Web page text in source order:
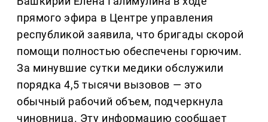
прямого эфира в Центре управления
республикой заявила, что бригады скорой
помощи полностью обеспечены горючим.
За минувшие сутки медики обслужили
порядка 4,5 тысячи вызовов — это
обычный рабочий объем, подчеркнула
чиновница. Эту информацию сообщает